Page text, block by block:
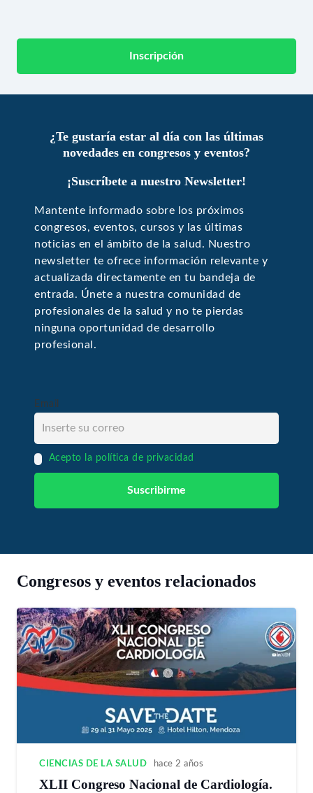
Inscripción
¿Te gustaría estar al día con las últimas
novedades en congresos y eventos?
¡Suscríbete a nuestro Newsletter!
Mantente informado sobre los próximos
congresos, eventos, cursos y las últimas
noticias en el ámbito de la salud. Nuestro
newsletter te ofrece información relevante y
actualizada directamente en tu bandeja de
entrada. Únete a nuestra comunidad de
profesionales de la salud y no te pierdas
ninguna oportunidad de desarrollo
profesional.
Email
Acepto la política de privacidad
Congresos y eventos relacionados
CIENCIAS DE LA SALUD hace 2 años
XLII Congreso Nacional de Cardiología.